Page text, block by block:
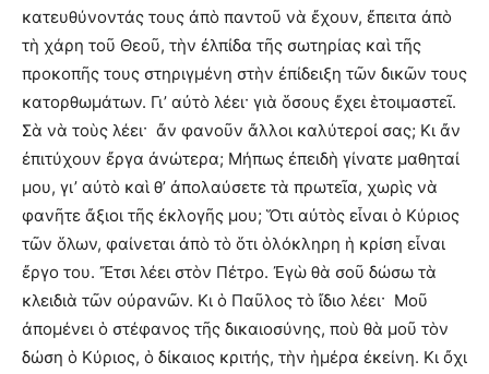
κατευθύνοντάς τους ἀπὸ παντοῦ νὰ ἔχουν, ἔπειτα ἀπὸ
τὴ χάρη τοῦ Θεοῦ, τὴν ἐλπίδα τῆς σωτηρίας καὶ τῆς
προκοπῆς τους στηριγμένη στὴν ἐπίδειξη τῶν δικῶν τους
κατορθωμάτων. Γι’ αὐτὸ λέει· γιὰ ὅσους ἔχει ἑτοιμαστεῖ.
Σὰ νὰ τοὺς λέει· ἄν φανοῦν ἄλλοι καλύτεροί σας; Κι ἄν
ἐπιτύχουν ἔργα ἀνώτερα; Μήπως ἐπειδὴ γίνατε μαθηταί
μου, γι’ αὐτὸ καὶ θ’ ἀπολαύσετε τὰ πρωτεῖα, χωρὶς νὰ
φανῆτε ἄξιοι τῆς ἐκλογῆς μου; Ὅτι αὐτὸς εἶναι ὁ Κύριος
τῶν ὅλων, φαίνεται ἀπὸ τὸ ὅτι ὁλόκληρη ἡ κρίση εἶναι
ἔργο του. Ἔτσι λέει στὸν Πέτρο. Ἐγὼ θὰ σοῦ δώσω τὰ
κλειδιὰ τῶν οὐρανῶν. Κι ὁ Παῦλος τὸ ἴδιο λέει· Μοῦ
ἀπομένει ὁ στέφανος τῆς δικαιοσύνης, ποὺ θὰ μοῦ τὸν
δώση ὁ Κύριος, ὁ δίκαιος κριτής, τὴν ἡμέρα ἐκείνη. Κι ὄχι